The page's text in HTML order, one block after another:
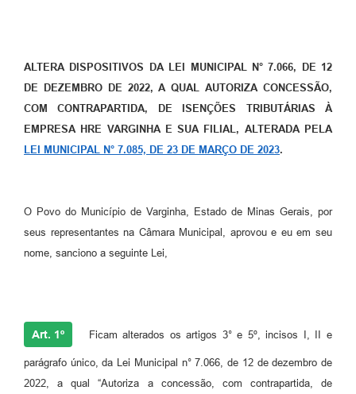
ALTERA DISPOSITIVOS DA LEI MUNICIPAL N° 7.066, DE 12
DE DEZEMBRO DE 2022, A QUAL AUTORIZA CONCESSÃO,
COM CONTRAPARTIDA, DE ISENÇÕES TRIBUTÁRIAS À
EMPRESA HRE VARGINHA E SUA FILIAL, ALTERADA PELA
LEI MUNICIPAL N° 7.085, DE 23 DE MARÇO DE 2023.
O Povo do Município de Varginha, Estado de Minas Gerais, por
seus representantes na Câmara Municipal, aprovou e eu em seu
nome, sanciono a seguinte Lei,
Art. 1º Ficam alterados os artigos 3° e 5º, incisos I, II e
parágrafo único, da Lei Municipal n° 7.066, de 12 de dezembro de
2022, a qual “Autoriza a concessão, com contrapartida, de